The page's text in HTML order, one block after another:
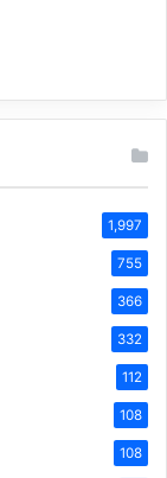
1,997
755
366
332
112
108
108